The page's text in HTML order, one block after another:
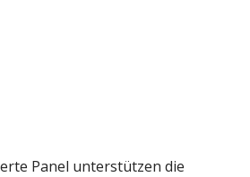
Panel unterstützen die